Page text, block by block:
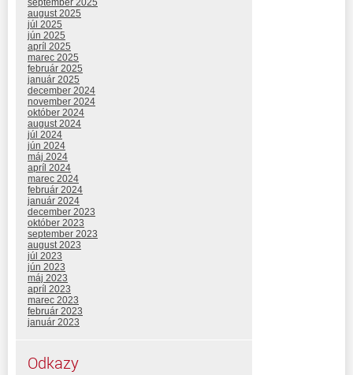
september 2025
august 2025
júl 2025
jún 2025
apríl 2025
marec 2025
február 2025
január 2025
december 2024
november 2024
október 2024
august 2024
júl 2024
jún 2024
máj 2024
apríl 2024
marec 2024
február 2024
január 2024
december 2023
október 2023
september 2023
august 2023
júl 2023
jún 2023
máj 2023
apríl 2023
marec 2023
február 2023
január 2023
Odkazy